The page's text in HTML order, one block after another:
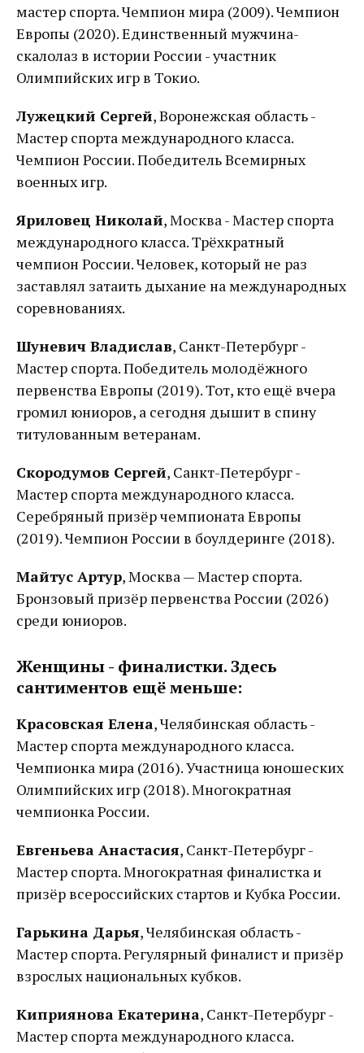
мастер спорта. Чемпион мира (2009). Чемпион
Европы (2020). Единственный мужчина-
скалолаз в истории России - участник
Олимпийских игр в Токио.
Лужецкий Сергей, Воронежская область -
Мастер спорта международного класса.
Чемпион России. Победитель Всемирных
военных игр.
Яриловец Николай, Москва - Мастер спорта
международного класса. Трёхкратный
чемпион России. Человек, который не раз
заставлял затаить дыхание на международных
соревнованиях.
Шуневич Владислав, Санкт-Петербург -
Мастер спорта. Победитель молодёжного
первенства Европы (2019). Тот, кто ещё вчера
громил юниоров, а сегодня дышит в спину
титулованным ветеранам.
Скородумов Сергей, Санкт-Петербург -
Мастер спорта международного класса.
Серебряный призёр чемпионата Европы
(2019). Чемпион России в боулдеринге (2018).
Майтус Артур, Москва — Мастер спорта.
Бронзовый призёр первенства России (2026)
среди юниоров.
Женщины - финалистки. Здесь
сантиментов ещё меньше:
Красовская Елена, Челябинская область -
Мастер спорта международного класса.
Чемпионка мира (2016). Участница юношеских
Олимпийских игр (2018). Многократная
чемпионка России.
Евгеньева Анастасия, Санкт-Петербург -
Мастер спорта. Многократная финалистка и
призёр всероссийских стартов и Кубка России.
Гарькина Дарья, Челябинская область -
Мастер спорта. Регулярный финалист и призёр
взрослых национальных кубков.
Киприянова Екатерина, Санкт-Петербург -
Мастер спорта международного класса.